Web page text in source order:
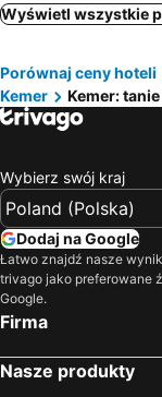
Nex Royal Beach
Karmir Resort &
Martı Myra
TUI Magic Life Rixos Beldibi
Grand Hotel Derin
Miramor Garden
Hotel Gold Stone
Armas Beach
Daima Biz Hotel
Istanbul Beach Hotel
Fun Sun Smart
Wyświetl wszystkie
Porównaj ceny hoteli
Kemer
Kemer:
Wybierz swój kraj
Dodaj na Google
Łatwo znajdź nasze
trivago jako preferowane
Google.
Firma
Nasze produkty